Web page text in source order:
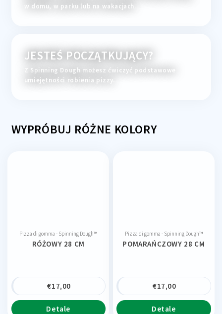
w domu, w parku lub na wakacjach.
JESTEŚ POCZĄTKUJĄCY?
Z Spinning Dough możesz ćwiczyć podstawowe
umiejętności robienia pizzy.
WYPRÓBUJ RÓŻNE KOLORY
Pizza di gomma - Spinning Dough™
RÓŻOWY 28 CM
€17,00
Detale
Pizza di gomma - Spinning Dough™
POMARAŃCZOWY 28 CM
€17,00
Detale